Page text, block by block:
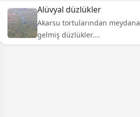
Alüvyal düzlükler
Akarsu tortularından meydana
gelmiş düzlükler....